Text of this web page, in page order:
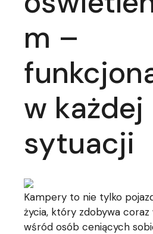
m –
w każdej
sytuacji
Kampery to nie tylko
życia, który zdobywa coraz
wśród osób ceniących